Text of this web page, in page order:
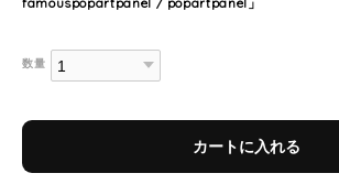
数量
カートに入れる